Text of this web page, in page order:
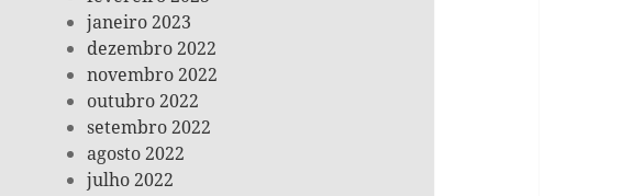
janeiro 2023
dezembro 2022
novembro 2022
outubro 2022
setembro 2022
agosto 2022
julho 2022